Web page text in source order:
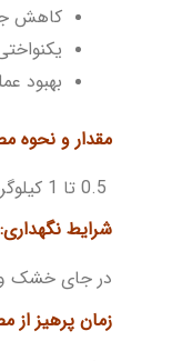
کاهش
بهبود
مقدار و نحوه
شرایط نگهداری:
در جای خشک و خنک،
زمان پرهیز از